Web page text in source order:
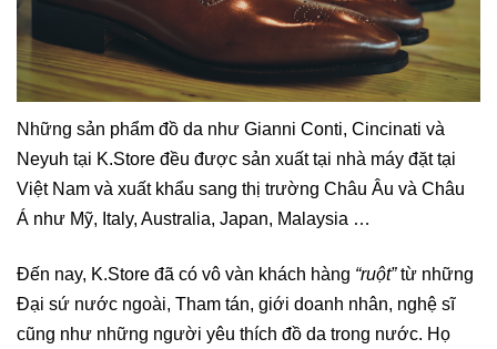
Những sản phẩm đồ da như Gianni Conti, Cincinati và
Neyuh tại K.Store đều được sản xuất tại nhà máy đặt tại
Việt Nam và xuất khẩu sang thị trường Châu Âu và Châu
Á như Mỹ, Italy, Australia, Japan, Malaysia …
Đến nay, K.Store đã có vô vàn khách hàng “ruột”từ những
Đại sứ nước ngoài, Tham tán, giới doanh nhân, nghệ sĩ
cũng như những người yêu thích đồ da trong nước. Họ